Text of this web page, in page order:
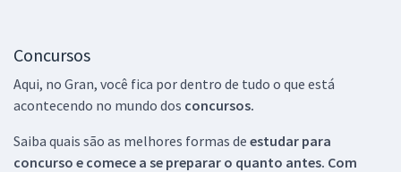
Concursos
Aqui, no Gran, você fica por dentro de tudo o que está
acontecendo no mundo dos concursos.
Saiba quais são as melhores formas de estudar para
concurso e comece a se preparar o quanto antes. Com